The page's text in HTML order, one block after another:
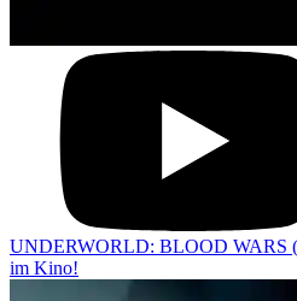
UNDERWORLD: BLOOD WARS
im Kino!